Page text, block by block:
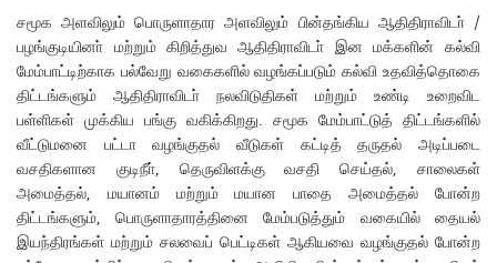
சமூக அளவிலும் பொருளாதார அளவிலும் பின்தங்கிய ஆதிதிராவிடா் /
பழங்குடியினா் மற்றும் கிறித்துவ ஆதிதிராவிடா் இன மக்களின் கல்வி
மேம்பாட்டிற்காக பல்வேறு வகைகளில் வழங்கப்படும் கல்வி உதவித்தொகை
திட்டங்களும் ஆதிதிராவிடா் நலவிடுதிகள் மற்றும் உண்டி உறைவிட
பள்ளிகள் முக்கிய பங்கு வகிக்கிறது. சமூக மேம்பாட்டுத் திட்டங்களில்
வீட்டுமனை பட்டா வழங்குதல் வீடுகள் கட்டித் தருதல் அடிப்படை
வசதிகளான குடிநீா், தெருவிளக்கு வசதி செய்தல், சாலைகள்
அமைத்தல், மயானம் மற்றும் மயான பாதை அமைத்தல் போன்ற
திட்டங்களும், பொருளாதாரத்தினை மேம்படுத்தும் வகையில் தையல்
இயந்திரங்கள் மற்றும் சலவைப் பெட்டிகள் ஆகியவை வழங்குதல் போன்ற